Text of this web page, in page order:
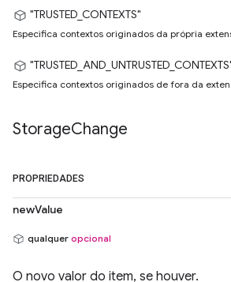
"TRUSTED_CONTEXTS"
Especifica contextos originados da própria
Especifica contextos originados de fora da
StorageChange
PROPRIEDADES
newValue
qualquer opcional
O novo valor do item, se houver.